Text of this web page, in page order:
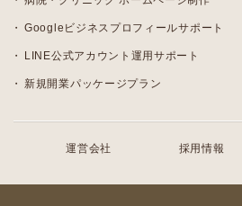
Googleビジネスプロフィールサポート
LINE公式アカウント運用サポート
新規開業パッケージプラン
運営会社 採用情報